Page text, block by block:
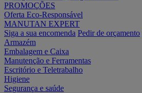
PROMOÇÕES
Oferta Eco-Responsável
MANUTAN EXPERT
Siga a sua encomenda Pedir de orçamento
Armazém
Embalagem e Caixa
Manutenção e Ferramentas
Escritório e Teletrabalho
Higiene
Segurança e saúde